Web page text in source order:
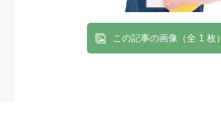
この記事の画像（全 1 枚）